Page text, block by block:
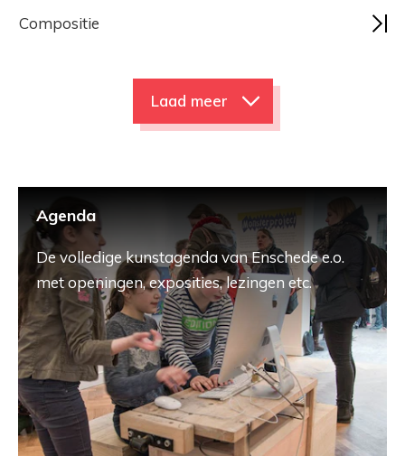
Compositie
Laad meer
Agenda
De volledige kunstagenda van Enschede e.o.
met openingen, exposities, lezingen etc.